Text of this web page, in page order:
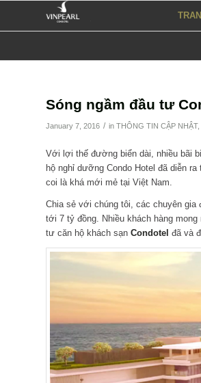
Sóng ngầm đầu tư
January 7, 2016 / in THÔNG TIN CẬP NHẬT,
Với lợi thế đường biển dài, nhiều bãi
hộ nghỉ dưỡng Condo Hotel đã diễn
coi là khá mới mẻ tại Việt Nam.
Chia sẻ với chúng tôi, các chuyên
tới 7 tỷ đồng. Nhiều khách hàng
tư căn hộ khách sạn Condotel đã và